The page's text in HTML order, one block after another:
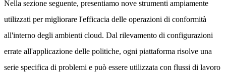
Nella sezione seguente, presentiamo nove strumenti ampiamente
utilizzati per migliorare l'efficacia delle operazioni di conformità
all'interno degli ambienti cloud. Dal rilevamento di configurazioni
errate all'applicazione delle politiche, ogni piattaforma risolve una
serie specifica di problemi e può essere utilizzata con flussi di lavoro